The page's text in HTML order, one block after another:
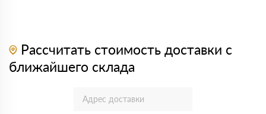
Рассчитать стоимость доставки с
ближайшего склада